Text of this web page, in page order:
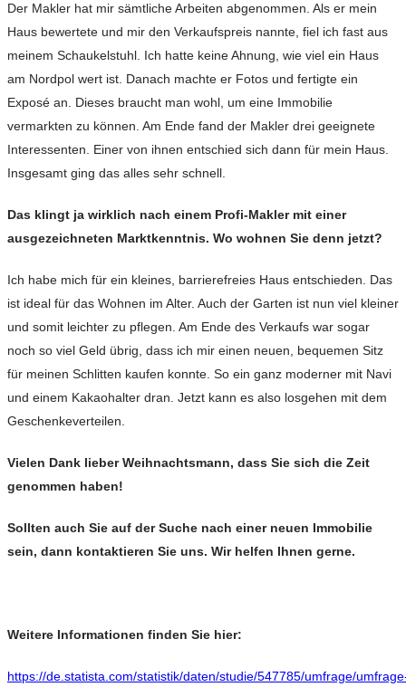
Der Makler hat mir sämtliche Arbeiten abgenommen. Als er mein
Haus bewertete und mir den Verkaufspreis nannte, fiel ich fast aus
meinem Schaukelstuhl. Ich hatte keine Ahnung, wie viel ein Haus
am Nordpol wert ist. Danach machte er Fotos und fertigte ein
Exposé an. Dieses braucht man wohl, um eine Immobilie
vermarkten zu können. Am Ende fand der Makler drei geeignete
Interessenten. Einer von ihnen entschied sich dann für mein Haus.
Insgesamt ging das alles sehr schnell.
Das klingt ja wirklich nach einem Profi-Makler mit einer
ausgezeichneten Marktkenntnis. Wo wohnen Sie denn jetzt?
Ich habe mich für ein kleines, barrierefreies Haus entschieden. Das
ist ideal für das Wohnen im Alter. Auch der Garten ist nun viel kleiner
und somit leichter zu pflegen. Am Ende des Verkaufs war sogar
noch so viel Geld übrig, dass ich mir einen neuen, bequemen Sitz
für meinen Schlitten kaufen konnte. So ein ganz moderner mit Navi
und einem Kakaohalter dran. Jetzt kann es also losgehen mit dem
Geschenkeverteilen.
Vielen Dank lieber Weihnachtsmann, dass Sie sich die Zeit
genommen haben!
Sollten auch Sie auf der Suche nach einer neuen Immobilie
sein, dann kontaktieren Sie uns. Wir helfen Ihnen gerne.
Weitere Informationen finden Sie hier:
https://de.statista.com/statistik/daten/studie/547785/umfrage/